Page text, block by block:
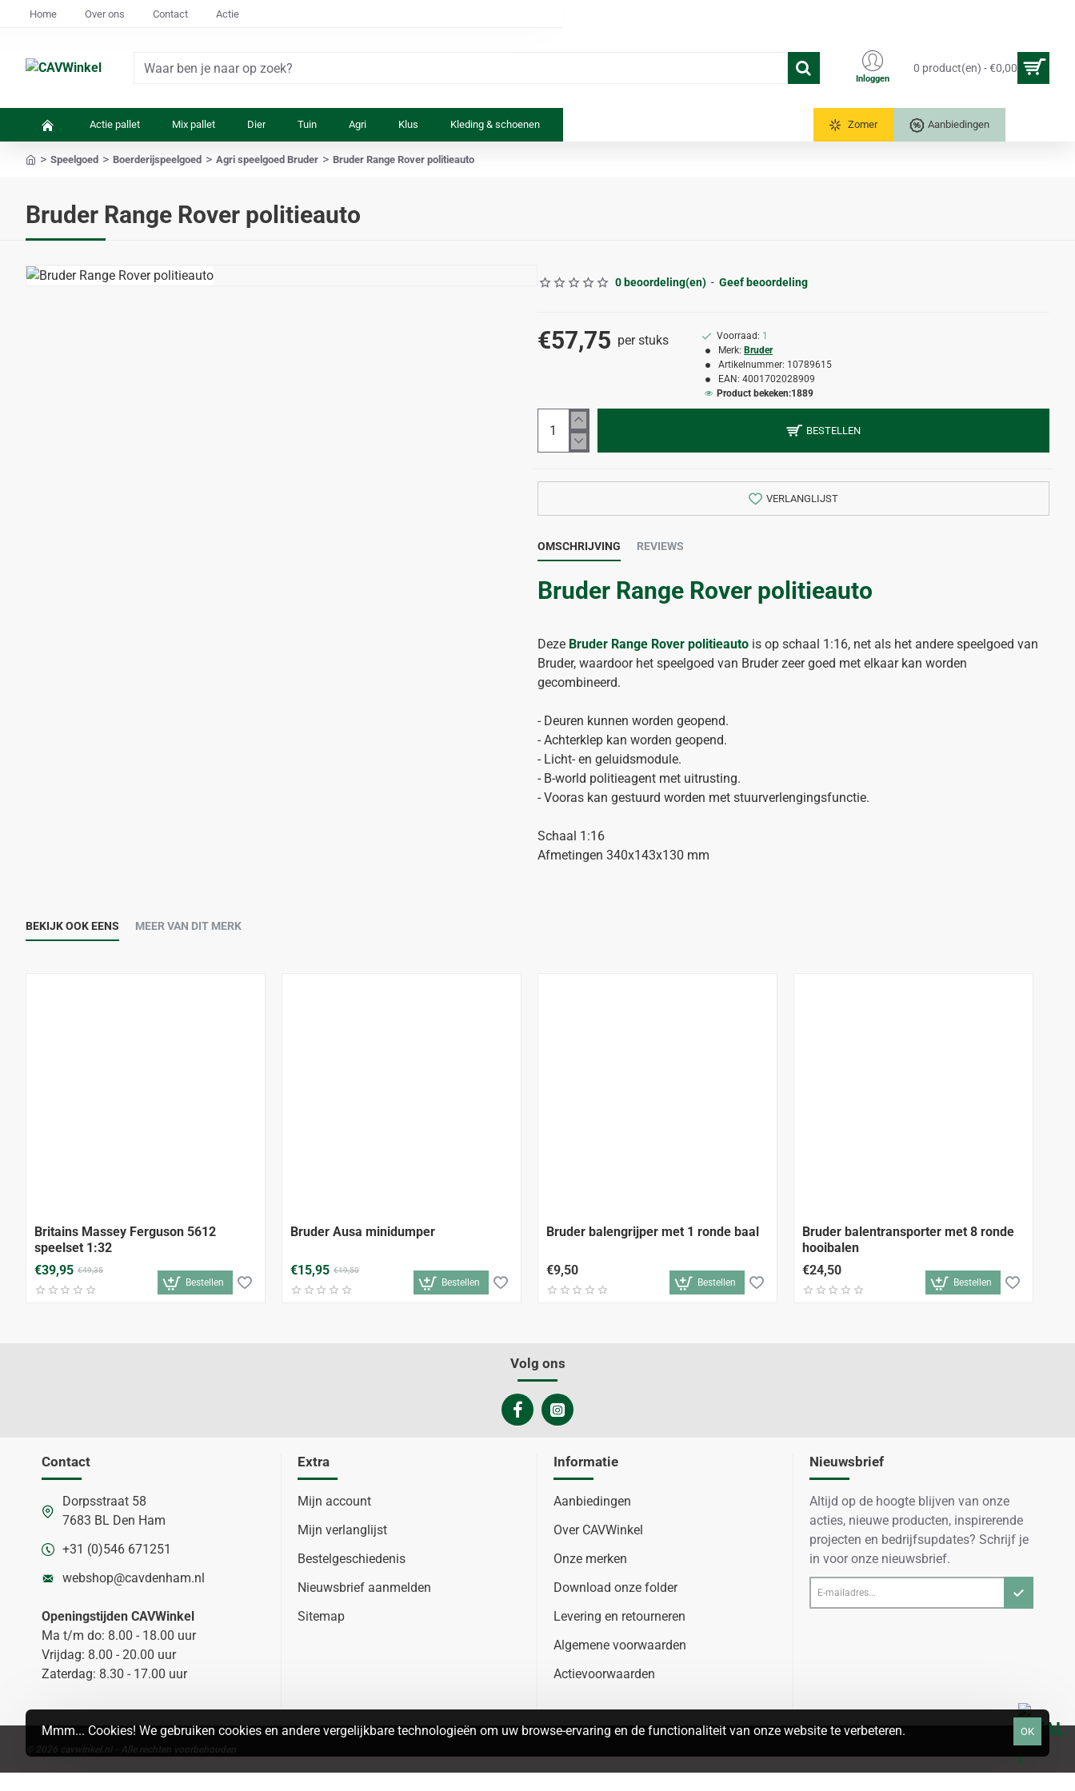
Mmm... Cookies! We gebruiken cookies en andere vergelijkbare technologieën om uw browse-ervaring en de functionaliteit van onze website te verbeteren. OK
Home Over ons Contact Actie
Waar
op
Inloggen
0 product(en) - €0,00
Actie pallet Mix pallet Dier Tuin Agri Klus Kleding & schoenen Zomer Aanbiedingen
Bruder Range Rover politieauto
Speelgoed Boerderijspeelgoed Agri speelgoed Bruder Bruder Range Rover politieauto
0 beoordeling(en) - Geef beoordeling
€57,75 per stuks Voorraad: 1
Merk: Bruder
Artikelnummer: 10789615
EAN: 4001702028909
Product bekeken:1889
BESTELLEN
VERLANGLIJST
OMSCHRIJVING REVIEWS
Bruder Range Rover politieauto
Deze Bruder Range Rover politieauto is op schaal 1:16, net als het andere speelgoed van
Bruder, waardoor het speelgoed van Bruder zeer goed met elkaar kan worden
gecombineerd.
- Deuren kunnen worden geopend.
- Achterklep kan worden geopend.
- Licht- en geluidsmodule.
- B-world politieagent met uitrusting.
- Vooras kan gestuurd worden met stuurverlengingsfunctie.
Schaal 1:16
Afmetingen 340x143x130 mm
BEKIJK OOK EENS MEER VAN DIT MERK
Britains Massey Ferguson 5612
speelset 1:32
€39,95 €49,35
Bestellen
Bruder Ausa minidumper
€15,95 €19,50
Bestellen
Bruder balengrijper met 1 ronde baal
€9,50
Bestellen
Bruder balentransporter met 8 ronde
hooibalen
€24,50
Bestellen
Volg ons
Contact
Dorpsstraat 58
7683 BL Den Ham
+31 (0)546 671251
webshop@cavdenham.nl
Openingstijden CAVWinkel
Ma t/m do: 8.00 - 18.00 uur
Vrijdag: 8.00 - 20.00 uur
Zaterdag: 8.30 - 17.00 uur
Extra
Mijn account
Mijn verlanglijst
Bestelgeschiedenis
Nieuwsbrief aanmelden
Sitemap
Informatie
Aanbiedingen
Over CAVWinkel
Onze merken
Download onze folder
Levering en retourneren
Algemene voorwaarden
Actievoorwaarden
Nieuwsbrief
Altijd op de hoogte blijven van onze
acties, nieuwe producten, inspirerende
projecten en bedrijfsupdates? Schrijf je
in voor onze nieuwsbrief.
E-
mailadres...